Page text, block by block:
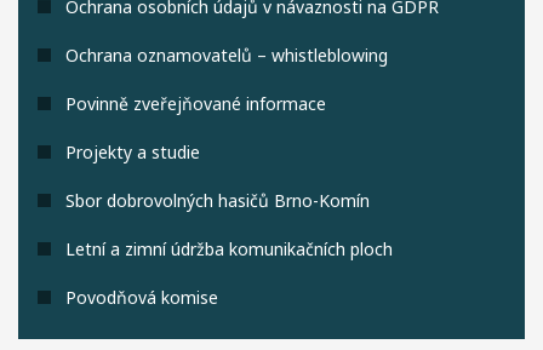
Ochrana osobních údajů v návaznosti na GDPR
Ochrana oznamovatelů – whistleblowing
Povinně zveřejňované informace
Projekty a studie
Sbor dobrovolných hasičů Brno-Komín
Letní a zimní údržba komunikačních ploch
Povodňová komise